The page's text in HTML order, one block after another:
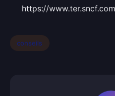
https://
conseils